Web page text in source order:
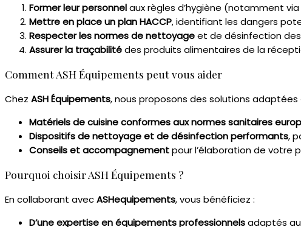
Former leur personnelaux règles d’hygiène (notamment
Mettre en place un plan HACCP, identifiant les dangers
Respecter les normes de nettoyageet de désinfection
Assurer la traçabilitédes produits alimentaires de la
Comment ASH Équipements peut vous aider
Chez ASH Équipements, nous proposons des solutions
Matériels de cuisine conformes aux normes sanitaires
Dispositifs de nettoyage et de désinfection performants,
Conseils et accompagnementpour l’élaboration de votre
Pourquoi choisir ASH Équipements ?
En collaborant avecASHequipements, vous bénéficiez :
D’une expertise en équipements professionnelsadaptés